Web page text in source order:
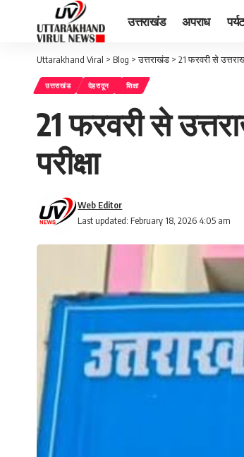
उत्तराखंड अपराध
Uttarakhand Viral > Blog >उत्तराखंड > 21 फरवरी से
उत्तराखंड देहरादून शिक्षा
21 फरवरी से
परीक्षा
Last updated: February 18, 2026 4:05 am
Web Editor